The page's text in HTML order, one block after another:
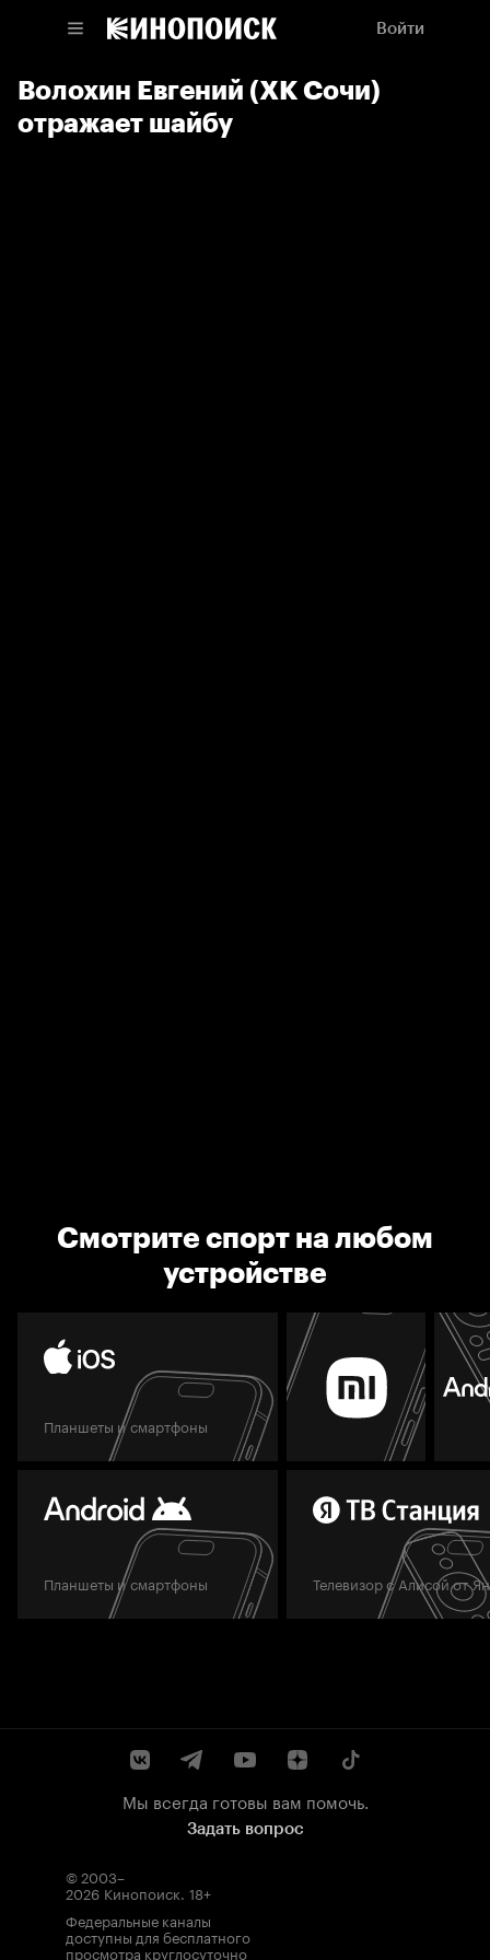
Войти
Волохин Евгений (ХК Сочи)
отражает шайбу
Смотрите спорт на любом
устройстве
Планшеты и смартфоны
Планшеты и смартфоны Телевизор с Алисой от
Мы всегда готовы вам помочь.
Задать вопрос
© 2003–
2026 Кинопоиск. 18+
Федеральные каналы
доступны для бесплатного
просмотра круглосуточно